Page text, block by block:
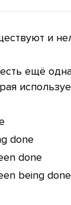
и
ещё
done
done
being done